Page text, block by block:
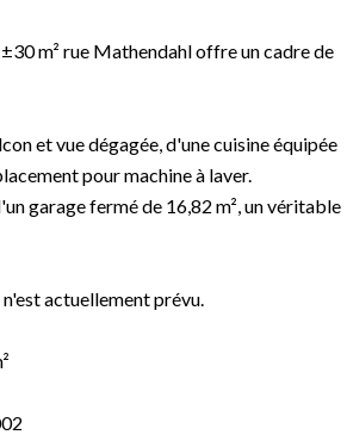
m² rue Mathendahl offre un cadre de
et vue dégagée, d'une cuisine équipée
pour machine à laver.
garage fermé de 16,82 m², un véritable
actuellement prévu.